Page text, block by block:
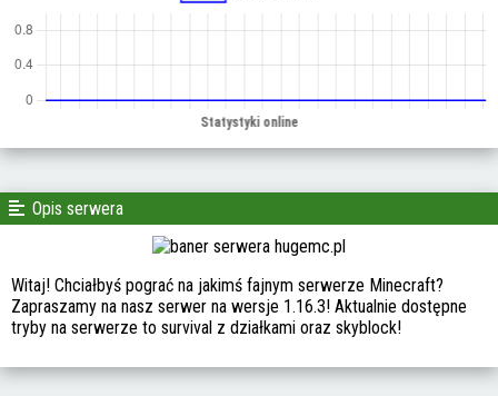
Opis serwera
Witaj! Chciałbyś pograć na jakimś fajnym serwerze Minecraft?
Zapraszamy na nasz serwer na wersje 1.16.3! Aktualnie dostępne
tryby na serwerze to survival z działkami oraz skyblock!